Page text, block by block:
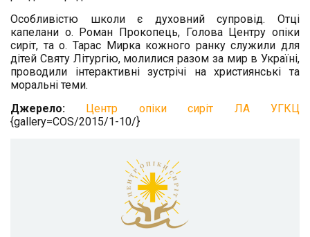
Особливістю школи є духовний супровід. Отці
капелани о. Роман Прокопець, Голова Центру опіки
сиріт, та о. Тарас Мирка кожного ранку служили для
дітей Святу Літургію, молилися разом за мир в Україні,
проводили інтерактивні зустрічі на християнські та
моральні теми.
Джерело:
Центр опіки сиріт ЛА УГКЦ
{gallery=COS/2015/1-10/}